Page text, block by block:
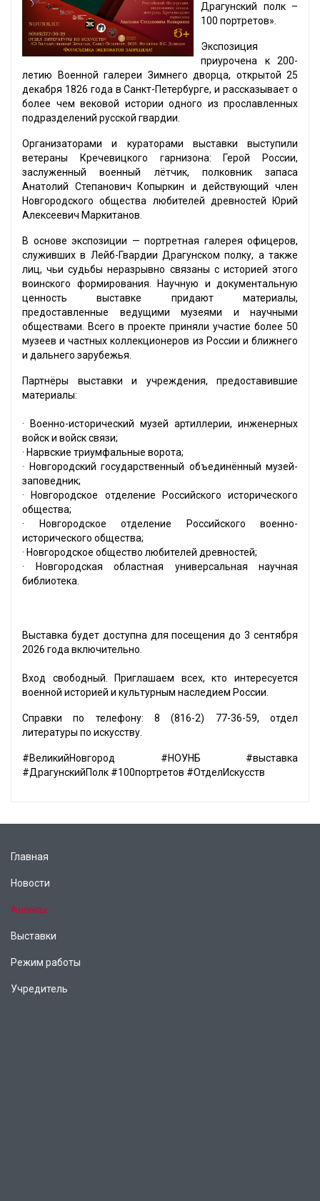
Драгунский полк –
100 портретов».
Экспозиция
приурочена к 200-
летию Военной галереи Зимнего дворца, открытой 25
декабря 1826 года в Санкт-Петербурге, и рассказывает о
более чем вековой истории одного из прославленных
подразделений русской гвардии.
Организаторами и кураторами выставки выступили
ветераны Кречевицкого гарнизона: Герой России,
заслуженный военный лётчик, полковник запаса
Анатолий Степанович Копыркин и действующий член
Новгородского общества любителей древностей Юрий
Алексеевич Маркитанов.
В основе экспозиции — портретная галерея офицеров,
служивших в Лейб-Гвардии Драгунском полку, а также
лиц, чьи судьбы неразрывно связаны с историей этого
воинского формирования. Научную и документальную
ценность выставке придают материалы,
предоставленные ведущими музеями и научными
обществами. Всего в проекте приняли участие более 50
музеев и частных коллекционеров из России и ближнего
и дальнего зарубежья.
Партнёры выставки и учреждения, предоставившие
материалы:
· Военно-исторический музей артиллерии, инженерных
войск и войск связи;
· Нарвские триумфальные ворота;
· Новгородский государственный объединённый музей-
заповедник;
· Новгородское отделение Российского исторического
общества;
· Новгородское отделение Российского военно-
исторического общества;
· Новгородское общество любителей древностей;
· Новгородская областная универсальная научная
библиотека.
Выставка будет доступна для посещения до 3 сентября
2026 года включительно.
Вход свободный. Приглашаем всех, кто интересуется
военной историей и культурным наследием России.
Справки по телефону: 8 (816-2) 77-36-59, отдел
литературы по искусству.
#ВеликийНовгород #НОУНБ #выставка
#ДрагунскийПолк #100портретов #ОтделИскусств
Главная
Новости
Анонсы
Выставки
Режим работы
Учредитель